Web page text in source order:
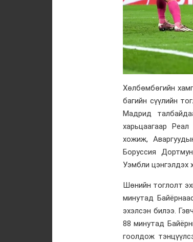
Хөлбөмбөгийн
багийн сүүлийн
Мадрид
харьцаагаар
хожиж,
Боруссия
Уэмбли цэнгэлдэх
Шөнийн тоглолт
минутад
эхэлсэн билээ.
88 минутад
гоолдож